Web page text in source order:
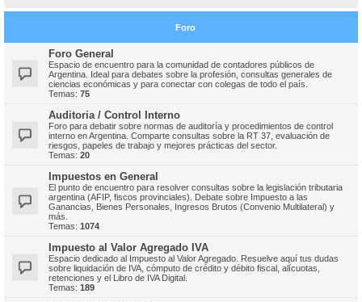
Foro
Foro General
Espacio de encuentro para la comunidad de contadores públicos de
Argentina. Ideal para debates sobre la profesión, consultas generales de
ciencias económicas y para conectar con colegas de todo el país.
Temas: 75
Auditoria / Control Interno
Foro para debatir sobre normas de auditoría y procedimientos de control
interno en Argentina. Comparte consultas sobre la RT 37, evaluación de
riesgos, papeles de trabajo y mejores prácticas del sector.
Temas: 20
Impuestos en General
El punto de encuentro para resolver consultas sobre la legislación tributaria
argentina (AFIP, fiscos provinciales). Debate sobre Impuesto a las
Ganancias, Bienes Personales, Ingresos Brutos (Convenio Multilateral) y
más.
Temas: 1074
Impuesto al Valor Agregado IVA
Espacio dedicado al Impuesto al Valor Agregado. Resuelve aquí tus dudas
sobre liquidación de IVA, cómputo de crédito y débito fiscal, alícuotas,
retenciones y el Libro de IVA Digital.
Temas: 189